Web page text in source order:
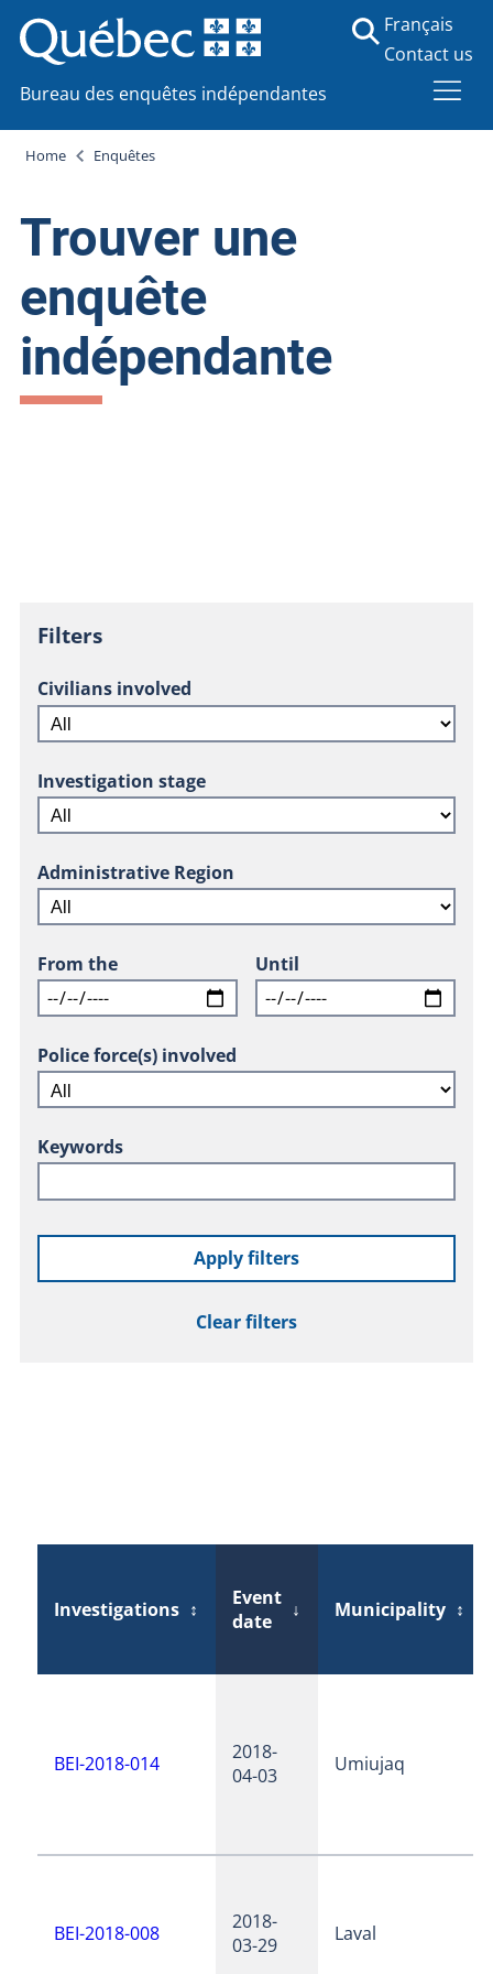
Bureau des enquêtes indépendantes
Français
Contact us
Home Enquêtes
Trouver une
enquête
indépendante
Filters
Civilians involved
Investigation stage
Administrative Region
From the Until
Police force(s) involved
Keywords
Apply filters
Clear filters
Investigations ↕
Event
date
↓ Municipality ↕
BEI-2018-014
2018-
04-03
Umiujaq
BEI-2018-008
2018-
03-29
Laval